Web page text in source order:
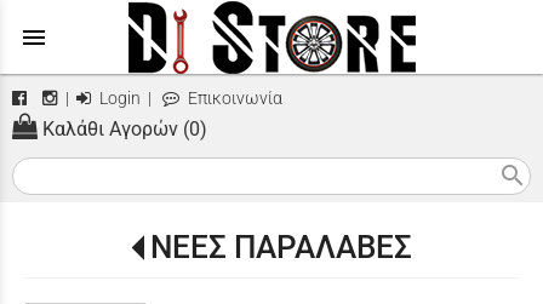
menu
| Login | Επικοινωνία
Καλάθι Αγορών (0)
search
ΝΕΕΣ ΠΑΡΑΛΑΒΕΣ